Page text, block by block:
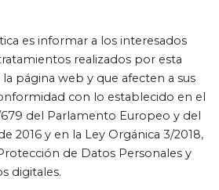
es informar a los interesados
realizados por esta
página web y que afecten a sus
con lo establecido en el
del Parlamento Europeo y del
2016 y en la Ley Orgánica 3/2018,
de Datos Personales y
digitales.